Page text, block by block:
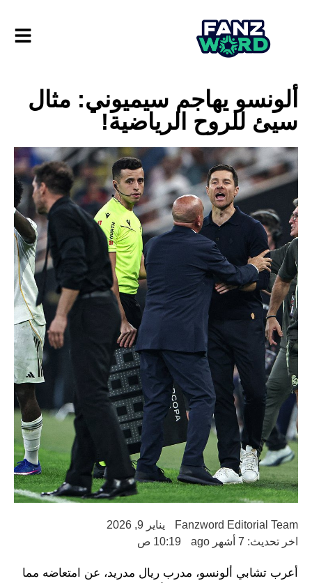
ألونسو يهاجم سيميوني: مثال
سيئ للروح الرياضية!
Fanzword Editorial Team
يناير 9, 2026
اخر تحديث: 7 أشهر ago
10:19 ص
أعرب تشابي ألونسو، مدرب ريال مدريد، عن امتعاضه مما